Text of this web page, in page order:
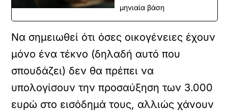
μηνιαία βάση
Να σημειωθεί ότι όσες οικογένειες έχουν
μόνο ένα τέκνο (δηλαδή αυτό που
σπουδάζει) δεν θα πρέπει να
υπολογίσουν την προσαύξηση των 3.000
ευρώ στο εισόδημά τους, αλλιώς χάνουν